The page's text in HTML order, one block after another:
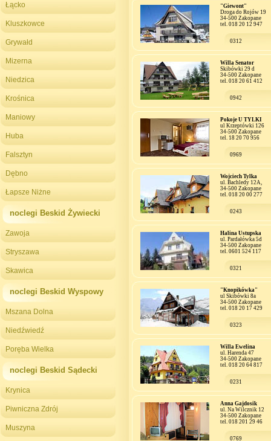
Łącko
Kluszkowce
Grywałd
Mizerna
Niedzica
Krośnica
Maniowy
Huba
Falsztyn
Dębno
Łapsze Niżne
noclegi Beskid Żywiecki
Zawoja
Stryszawa
Skawica
noclegi Beskid Wyspowy
Mszana Dolna
Niedźwiedź
Poręba Wielka
noclegi Beskid Sądecki
Krynica
Piwniczna Zdrój
Muszyna
"Giewont"
Droga do Rojów 19
34-500 Zakopane
tel. 018 20 12 947
0312
Willa Senator
Skibówki 29 d
34-500 Zakopane
tel. 018 20 61 412
0942
Pokoje U TYLKI
ul Krzeptówki 126
34-500 Zakopane
tel. 18 20 70 956
0969
Wojciech Tylka
ul. Bachledy 12A,
34-500 Zakopane
tel. 018 20 00 277
0243
Halina Ustupska
ul. Pardałówka 5d
34-500 Zakopane
tel. 0601 524 117
0321
"Knopikówka"
ul Skibówki 8a
34-500 Zakopane
tel. 018 20 17 429
0323
Willa Ewelina
ul. Harenda 47
34-500 Zakopane
tel. 018 20 64 817
0231
Anna Gajdosik
ul. Na Wilcznik 12
34-500 Zakopane
tel. 018 201 29 46
0769